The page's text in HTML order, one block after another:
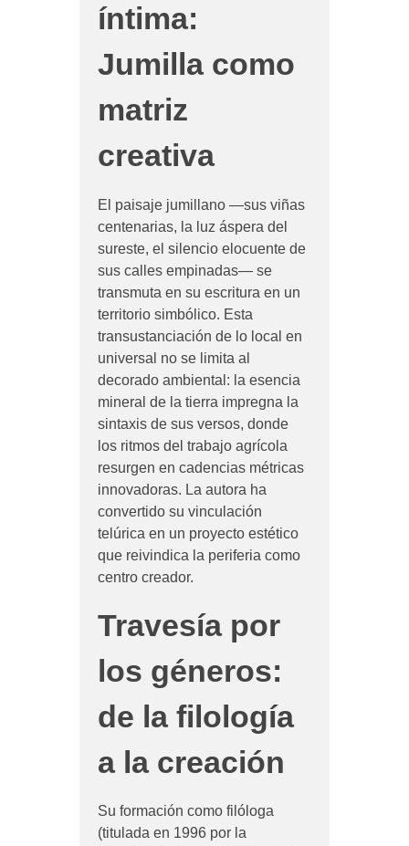
íntima:
Jumilla como
matriz
creativa
El paisaje jumillano —sus viñas
centenarias, la luz áspera del
sureste, el silencio elocuente de
sus calles empinadas— se
transmuta en su escritura en un
territorio simbólico. Esta
transustanciación de lo local en
universal no se limita al
decorado ambiental: la esencia
mineral de la tierra impregna la
sintaxis de sus versos, donde
los ritmos del trabajo agrícola
resurgen en cadencias métricas
innovadoras. La autora ha
convertido su vinculación
telúrica en un proyecto estético
que reivindica la periferia como
centro creador.
Travesía por
los géneros:
de la filología
a la creación
Su formación como filóloga
(titulada en 1996 por la